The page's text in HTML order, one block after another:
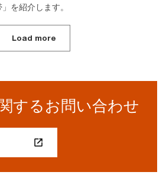
を紹介します。
Load more
するお問い合わせ